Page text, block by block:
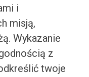
i
misją,
Wykazanie
z
twoje